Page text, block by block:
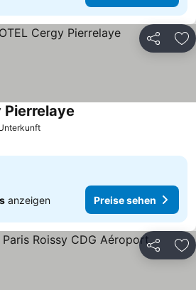
Teilen
Preise sehen
Pierrelaye
anzeigen Preise sehen
Teilen